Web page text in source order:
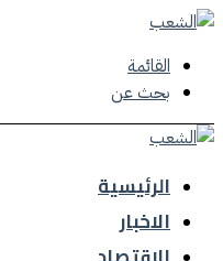
القائمة
بحث عن
الرئيسية
الاخبار